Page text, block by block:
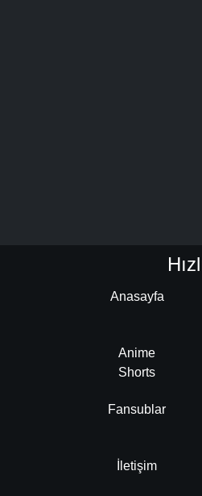
Anasayfa
Anime
Shorts
Fansublar
İletişim